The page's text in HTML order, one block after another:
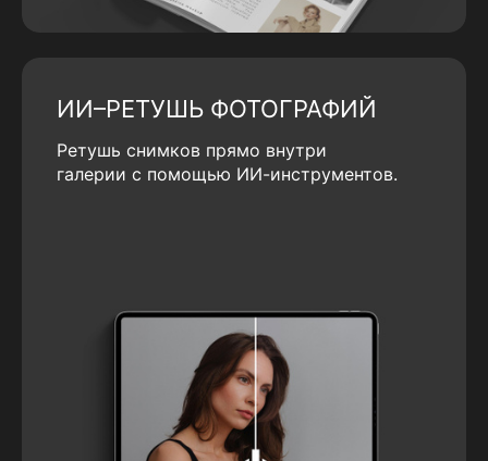
ИИ–РЕТУШЬ ФОТОГРАФИЙ
Ретушь снимков прямо внутри
галерии с помощью ИИ-инструментов.